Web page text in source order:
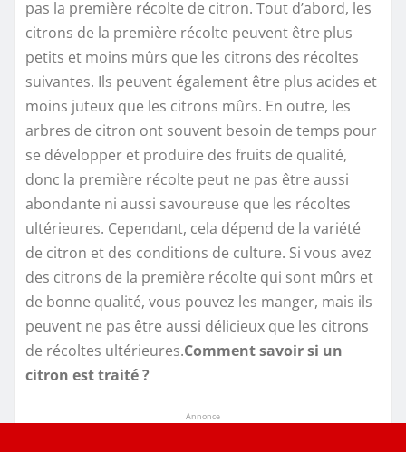
pas la première récolte de citron. Tout d’abord, les
citrons de la première récolte peuvent être plus
petits et moins mûrs que les citrons des récoltes
suivantes. Ils peuvent également être plus acides et
moins juteux que les citrons mûrs. En outre, les
arbres de citron ont souvent besoin de temps pour
se développer et produire des fruits de qualité,
donc la première récolte peut ne pas être aussi
abondante ni aussi savoureuse que les récoltes
ultérieures. Cependant, cela dépend de la variété
de citron et des conditions de culture. Si vous avez
des citrons de la première récolte qui sont mûrs et
de bonne qualité, vous pouvez les manger, mais ils
peuvent ne pas être aussi délicieux que les citrons
de récoltes ultérieures.Comment savoir si un
citron est traité ?
Annonce